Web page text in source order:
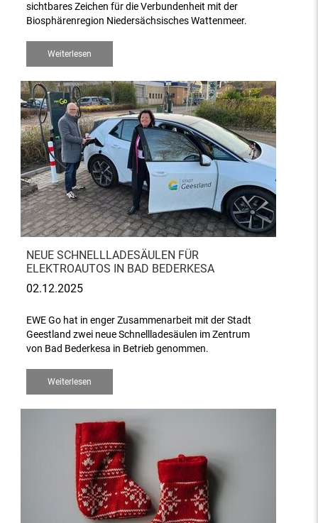
sichtbares Zeichen für die Verbundenheit mit der
Biosphärenregion Niedersächsisches Wattenmeer.
Weiterlesen
NEUE SCHNELLLADESÄULEN FÜR
ELEKTROAUTOS IN BAD BEDERKESA
02.12.2025
EWE Go hat in enger Zusammenarbeit mit der Stadt
Geestland zwei neue Schnellladesäulen im Zentrum
von Bad Bederkesa in Betrieb genommen.
Weiterlesen